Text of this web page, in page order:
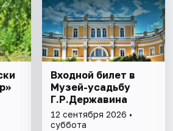
Входной билет в
Музей-усадьбу
Г.Р.Державина
12 сентября 2026 •
суббота